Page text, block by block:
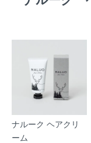
ナルーク ヘアクリ
ーム